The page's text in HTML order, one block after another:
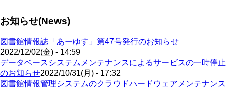
お知らせ(News)
図書館情報誌「あーゆす」第47号発行のお知らせ
2022/12/02(金) - 14:59
データベースシステムメンテナンスによるサービスの一時停止
のお知らせ2022/10/31(月) - 17:32
図書館情報管理システムのクラウドハードウェアメンテナンス